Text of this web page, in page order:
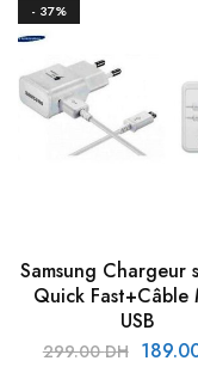
- 37%
Samsung Chargeur
Quick Fast+Câble
USB
299.00DH